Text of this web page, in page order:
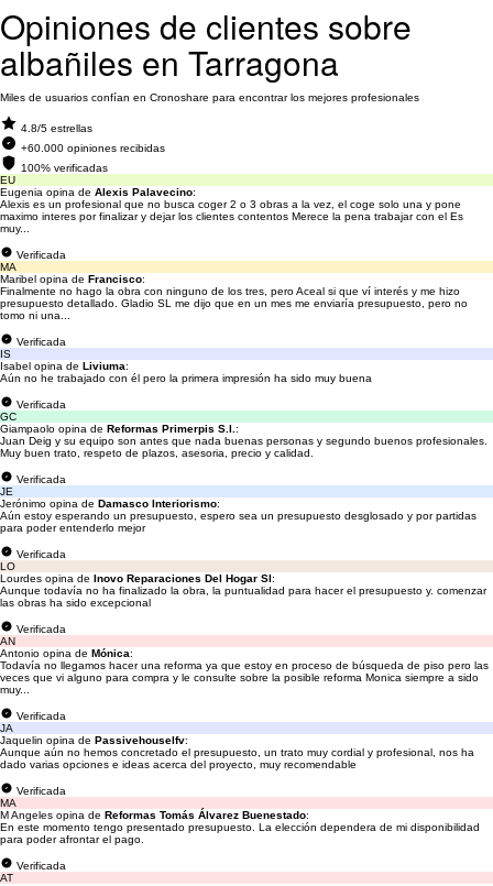
Opiniones de clientes sobre
albañiles en Tarragona
Miles de usuarios confían en Cronoshare para encontrar los mejores profesionales
4.8/5 estrellas
+60.000 opiniones recibidas
100% verificadas
EU
Eugenia opina de Alexis Palavecino:
Alexis es un profesional que no busca coger 2 o 3 obras a la vez, el coge solo una y pone
maximo interes por finalizar y dejar los clientes contentos Merece la pena trabajar con el Es
muy...
Verificada
MA
Maribel opina de Francisco:
Finalmente no hago la obra con ninguno de los tres, pero Aceal si que ví interés y me hizo
presupuesto detallado. Gladio SL me dijo que en un mes me enviaría presupuesto, pero no
tomo ni una...
Verificada
IS
Isabel opina de Liviuma:
Aún no he trabajado con él pero la primera impresión ha sido muy buena
Verificada
GC
Giampaolo opina de Reformas Primerpis S.l. :
Juan Deig y su equipo son antes que nada buenas personas y segundo buenos profesionales.
Muy buen trato, respeto de plazos, asesoria, precio y calidad.
Verificada
JE
Jerónimo opina de Damasco Interiorismo:
Aún estoy esperando un presupuesto, espero sea un presupuesto desglosado y por partidas
para poder entenderlo mejor
Verificada
LO
Lourdes opina de Inovo Reparaciones Del Hogar Sl:
Aunque todavía no ha finalizado la obra, la puntualidad para hacer el presupuesto y. comenzar
las obras ha sido excepcional
Verificada
AN
Antonio opina de Mónica:
Todavía no llegamos hacer una reforma ya que estoy en proceso de búsqueda de piso pero las
veces que vi alguno para compra y le consulte sobre la posible reforma Monica siempre a sido
muy...
Verificada
JA
Jaquelin opina de Passivehouselfv:
Aunque aún no hemos concretado el presupuesto, un trato muy cordial y profesional, nos ha
dado varias opciones e ideas acerca del proyecto, muy recomendable
Verificada
MA
M Angeles opina de Reformas Tomás Álvarez Buenestado:
En este momento tengo presentado presupuesto. La elección dependera de mi disponibilidad
para poder afrontar el pago.
Verificada
AT